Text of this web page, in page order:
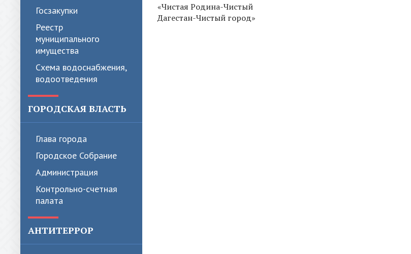
Госзакупки
Реестр
муниципального
имущества
Схема водоснабжения,
водоотведения
ГОРОДСКАЯ ВЛАСТЬ
Глава города
Городское Собрание
Администрация
Контрольно-счетная
палата
АНТИТЕРРОР
«Чистая Родина-Чистый
Дагестан-Чистый город»